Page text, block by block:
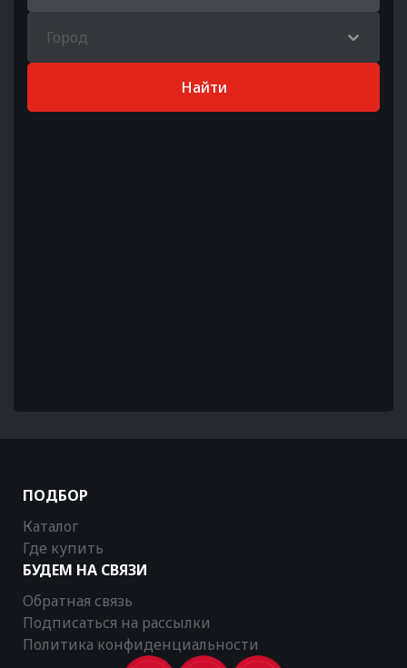
Город
Найти
ПОДБОР
Каталог
Где купить
БУДЕМ НА СВЯЗИ
Обратная связь
Подписаться на рассылки
Политика конфиденциальности